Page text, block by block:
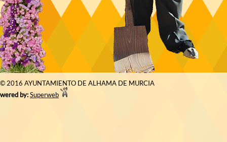
© 2016 AYUNTAMIENTO DE ALHAMA DE MURCIA
by:Superweb